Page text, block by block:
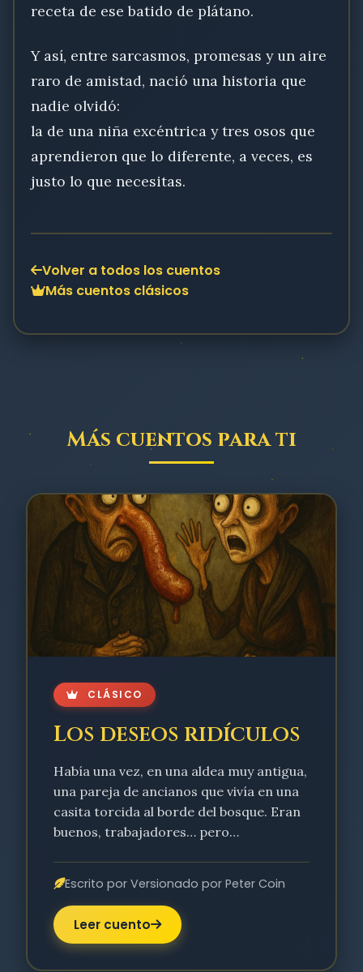
receta de ese batido de plátano.
Y así, entre sarcasmos, promesas y un aire
raro de amistad, nació una historia que
nadie olvidó:
la de una niña excéntrica y tres osos que
aprendieron que lo diferente, a veces, es
justo lo que necesitas.
Volver a todos los cuentos
Más cuentos clásicos
Más cuentos para ti
CLÁSICO
Los deseos ridículos
Había una vez, en una aldea muy antigua,
una pareja de ancianos que vivía en una
casita torcida al borde del bosque. Eran
buenos, trabajadores… pero…
Escrito por Versionado por Peter Coin
Leer cuento